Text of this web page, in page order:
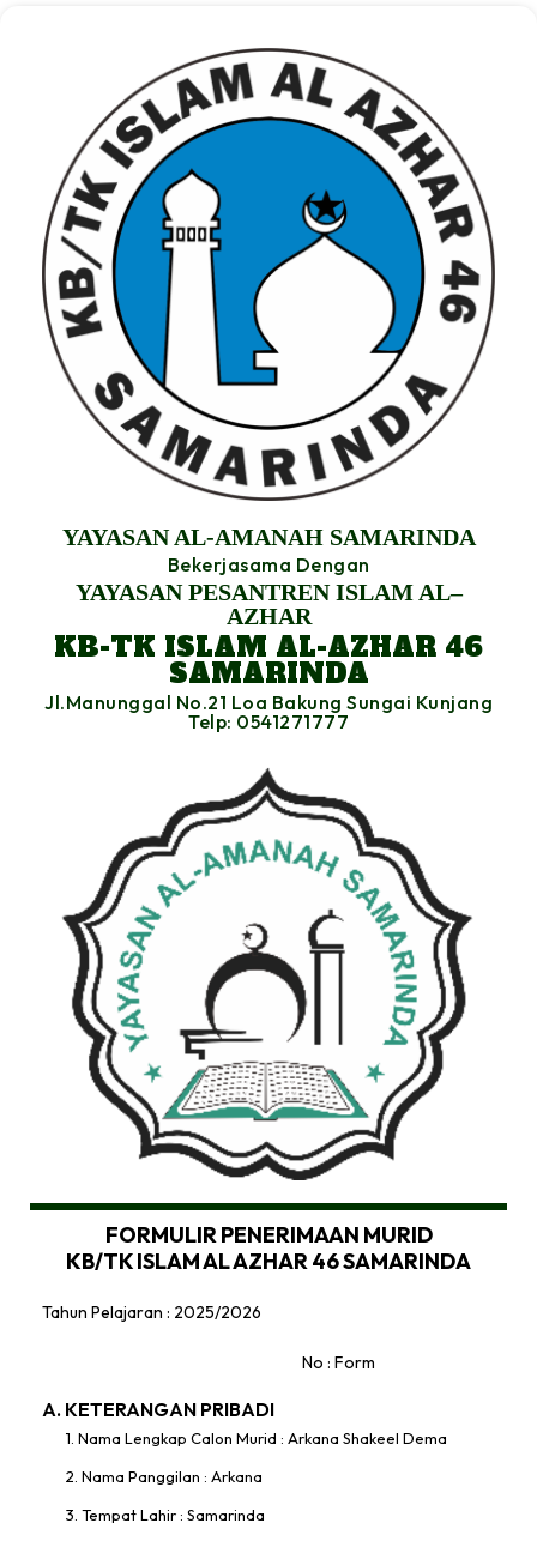
YAYASAN AL-AMANAH SAMARINDA
Bekerjasama Dengan
YAYASAN PESANTREN ISLAM AL–
AZHAR
KB-TK ISLAM AL-AZHAR 46
SAMARINDA
Jl.Manunggal No.21 Loa Bakung Sungai Kunjang
Telp: 0541271777
FORMULIR PENERIMAAN MURID
KB/TK ISLAM AL AZHAR 46 SAMARINDA
Tahun Pelajaran : 2025/2026
No : Form
A. KETERANGAN PRIBADI
1. Nama Lengkap Calon Murid : Arkana Shakeel Dema
2. Nama Panggilan : Arkana
3. Tempat Lahir : Samarinda